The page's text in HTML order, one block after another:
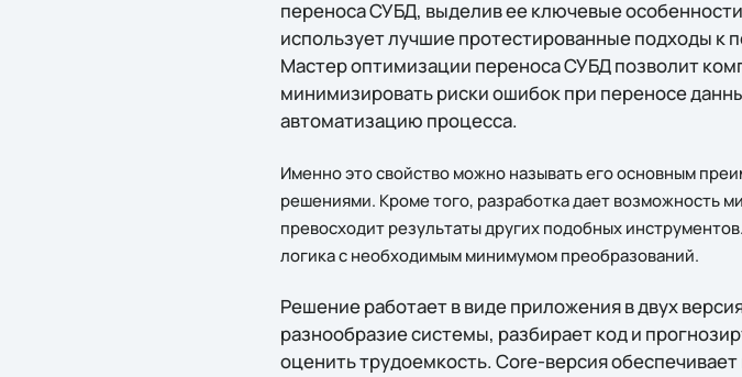
переноса СУБД, выделив ее ключевые
использует лучшие протестированные подходы к
Мастер оптимизации переноса СУБД позволит
минимизировать риски ошибок при переносе
автоматизацию процесса.
Именно это свойство можно называть его основным
решениями. Кроме того, разработка дает возможность
превосходит результаты других подобных
логика с необходимым минимумом преобразований.
Решение работает в виде приложения в двух
разнообразие системы, разбирает код и
оценить трудоемкость. Core-версия